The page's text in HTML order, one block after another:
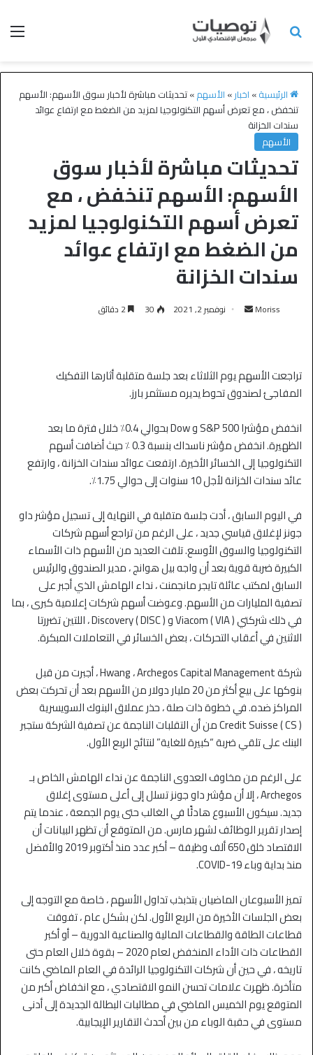
الرئيسية» اخبار» الأسهم»تحديثات مباشرة لأخبار سوق الأسهم: الأسهم
تنخفض ، مع تعرض أسهم التكنولوجيا لمزيد من الضغط مع ارتفاع عوائد
سندات الخزانة
الأسهم
تحديثات مباشرة لأخبار سوق
الأسهم: الأسهم تنخفض ، مع
تعرض أسهم التكنولوجيا لمزيد
من الضغط مع ارتفاع عوائد
سندات الخزانة
Moriss نوفمبر 2, 2021 30
تراجعت الأسهم يوم الثلاثاء بعد جلسة متقلبة أثارها التفكيك
المفاجئ لصندوق تحوط يديره مستثمر بارز.
انخفض مؤشرا S&P 500 و Dow بحوالي 0.4٪ خلال فترة ما بعد
الظهيرة. انخفض مؤشر ناسداك بنسبة 0.3 ٪ حيث أضافت أسهم
التكنولوجيا إلى الخسائر الأخيرة. ارتفعت عوائد سندات الخزانة ، وارتفع
عائد سندات الخزانة لأجل 10 سنوات إلى حوالي 1.75٪.
في اليوم السابق ، أدت جلسة متقلبة في النهاية إلى تسجيل مؤشر داو
جونز لإغلاق قياسي جديد ، على الرغم من تراجع أسهم شركات
التكنولوجيا والسوق الأوسع. تلقت العديد من الأسهم ذات الأسماء
الكبيرة ضربة قوية بعد أن واجه بيل هوانج ، مدير الصندوق والرئيس
السابق لمكتب عائلة تايجر مانجمنت ، نداء الهامش الذي أجبر على
تصفية المليارات من الأسهم. وعوضت أسهم شركات إعلامية كبرى ، بما
في ذلك شركتي Viacom ( VIA ) و Discovery ( DISC ) ، اللتين تضررتا
الاثنين في أعقاب التحركات ، بعض الخسائر في التعاملات المبكرة.
شركة Hwang ، Archegos Capital Management ، أجبرت من قبل
بنوكها على بيع أكثر من 20 مليار دولار من الأسهم بعد أن تحركت بعض
المراكز ضده. في خطوة ذات صلة ، حذر عملاق البنوك السويسرية
Credit Suisse ( CS ) من أن التقلبات الناجمة عن تصفية الشركة ستجبر
البنك على تلقي ضربة “كبيرة للغاية” لنتائج الربع الأول.
على الرغم من مخاوف العدوى الناجمة عن نداء الهامش الخاص بـ
Archegos ، إلا أن مؤشر داو جونز تسلل إلى أعلى مستوى إغلاق
جديد. سيكون الأسبوع هادئًا في الغالب حتى يوم الجمعة ، عندما يتم
إصدار تقرير الوظائف لشهر مارس. من المتوقع أن تظهر البيانات أن
الاقتصاد خلق 650 ألف وظيفة – أكبر عدد منذ أكتوبر 2019 والأفضل
منذ بداية وباء COVID-19.
تميز الأسبوعان الماضيان بتذبذب تداول الأسهم ، خاصة مع التوجه إلى
بعض الجلسات الأخيرة من الربع الأول. لكن بشكل عام ، تفوقت
قطاعات الطاقة والقطاعات المالية والصناعية الدورية – أو أكبر
القطاعات ذات الأداء المنخفض لعام 2020 – بقوة خلال العام حتى
تاريخه ، في حين أن شركات التكنولوجيا الرائدة في العام الماضي كانت
متأخرة. ظهرت علامات تحسن النمو الاقتصادي ، مع انخفاض أكبر من
المتوقع يوم الخميس الماضي في مطالبات البطالة الجديدة إلى أدنى
مستوى في حقبة الوباء من بين أحدث التقارير الإيجابية.